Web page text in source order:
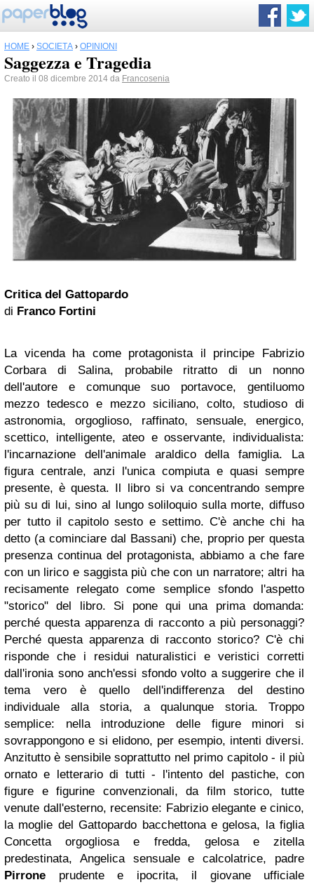
HOME › SOCIETÀ › OPINIONI
Saggezza e Tragedia
Creato il 08 dicembre 2014 da Francosenia
Critica del Gattopardo
di Franco Fortini
La vicenda ha come protagonista il principe Fabrizio
Corbara di Salina, probabile ritratto di un nonno
dell'autore e comunque suo portavoce, gentiluomo
mezzo tedesco e mezzo siciliano, colto, studioso di
astronomia, orgoglioso, raffinato, sensuale, energico,
scettico, intelligente, ateo e osservante, individualista:
l'incarnazione dell'animale araldico della famiglia. La
figura centrale, anzi l'unica compiuta e quasi sempre
presente, è questa. Il libro si va concentrando sempre
più su di lui, sino al lungo soliloquio sulla morte, diffuso
per tutto il capitolo sesto e settimo. C'è anche chi ha
detto (a cominciare dal Bassani) che, proprio per questa
presenza continua del protagonista, abbiamo a che fare
con un lirico e saggista più che con un narratore; altri ha
recisamente relegato come semplice sfondo l'aspetto
"storico" del libro. Si pone qui una prima domanda:
perché questa apparenza di racconto a più personaggi?
Perché questa apparenza di racconto storico? C'è chi
risponde che i residui naturalistici e veristici corretti
dall'ironia sono anch'essi sfondo volto a suggerire che il
tema vero è quello dell'indifferenza del destino
individuale alla storia, a qualunque storia. Troppo
semplice: nella introduzione delle figure minori si
sovrappongono e si elidono, per esempio, intenti diversi.
Anzitutto è sensibile soprattutto nel primo capitolo - il più
ornato e letterario di tutti - l'intento del pastiche, con
figure e figurine convenzionali, da film storico, tutte
venute dall'esterno, recensite: Fabrizio elegante e cinico,
la moglie del Gattopardo bacchettona e gelosa, la figlia
Concetta orgogliosa e fredda, gelosa e zitella
predestinata, Angelica sensuale e calcolatrice, padre
Pirrone prudente e ipocrita, il giovane ufficiale